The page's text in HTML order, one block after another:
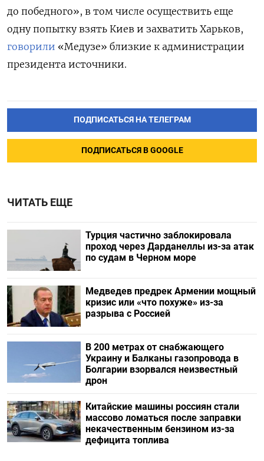
до победного», в том числе осуществить еще
одну попытку взять Киев и захватить Харьков,
говорили «Медузе» близкие к администрации
президента источники.
ПОДПИСАТЬСЯ НА ТЕЛЕГРАМ
ПОДПИСАТЬСЯ В GOOGLE
ЧИТАТЬ ЕЩЕ
Турция частично заблокировала
проход через Дарданеллы из-за атак
по судам в Черном море
Медведев предрек Армении мощный
кризис или «что похуже» из-за
разрыва с Россией
В 200 метрах от снабжающего
Украину и Балканы газопровода в
Болгарии взорвался неизвестный
дрон
Китайские машины россиян стали
массово ломаться после заправки
некачественным бензином из-за
дефицита топлива